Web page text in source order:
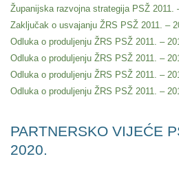
Županijska razvojna strategija PSŽ 2011.
Zaključak o usvajanju ŽRS PSŽ 2011. –
Odluka o produljenju ŽRS PSŽ 2011. –
Odluka o produljenju ŽRS PSŽ 2011. –
Odluka o produljenju ŽRS PSŽ 2011. –
Odluka o produljenju ŽRS PSŽ 2011. –
PARTNERSKO VIJEĆE
2020.